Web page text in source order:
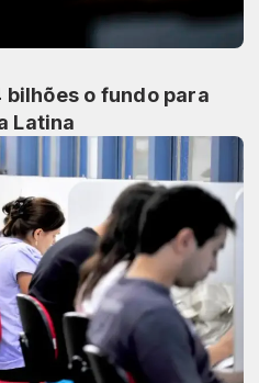
bilhões o fundo para
Latina